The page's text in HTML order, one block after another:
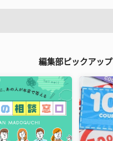
編集部ピックアップ